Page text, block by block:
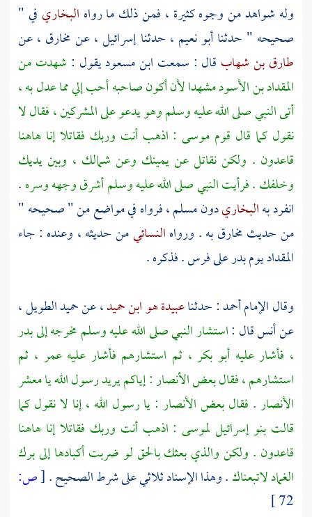
وله شواهد من وجوه كثيرة ، فمن ذلك ما رواه البخاري في "
صحيحه " حدثناأبو نعيم ، حدثناإسرائيل ،عنمخارق ، عن
طارق بن شهاب قال : سمعت ابن مسعوديقول : شهدت من
المقداد بن الأسودمشهدا لأن أكون صاحبه أحب إلي مما عدل به ،
أتى النبي صلى الله عليه وسلم وهو يدعو على المشركين ، فقال لا
نقول كما قال قوم موسى : اذهب أنت وربك فقاتلا إنا هاهنا
قاعدون . ولكن نقاتل عن يمينك وعن شمالك ، وبين يديك
وخلفك . فرأيت النبي صلى الله عليه وسلم أشرق وجهه وسره.
انفرد بهالبخاريدونمسلم، فرواه في مواضع من " صحيحه "
من حديثمخارقبه . ورواهالنسائيمن حديثه ، وعنده : جاء
المقداديومبدرعلى فرس . فذكره .
وقال الإمامأحمد: حدثناعبيدة هو ابن حميد، عنحميد الطويل،
عنأنسقال :استشار النبي صلى الله عليه وسلم مخرجه إلىبدر
، فأشار عليهأبو بكر ، ثم استشارهم فأشار عليهعمر ، ثم
استشارهم ، فقال بعضالأنصار: إياكم يريد رسول الله يا معشر
الأنصار. فقال بعضالأنصار : يا رسول الله ، إنا لا نقول كما
قالتبنو إسرائيللموسى : اذهب أنت وربك فقاتلا إنا هاهنا
قاعدون . ولكن والذي بعثك بالحق لو ضربت أكبادها إلىبرك
الغمادلاتبعناك. وهذا الإسناد ثلاثي على شرط الصحيح .[ص:
72 ]